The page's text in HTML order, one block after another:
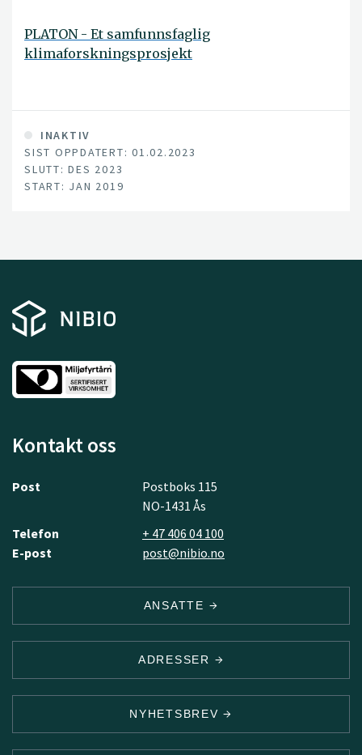
PLATON - Et samfunnsfaglig
klimaforskningsprosjekt
INAKTIV
SIST OPPDATERT: 01.02.2023
SLUTT: DES 2023
START: JAN 2019
Kontakt oss
Post
Postboks 115
NO-1431 Ås
Telefon
+ 47 406 04 100
E-post
post@nibio.no
ANSATTE
ADRESSER
NYHETSBREV